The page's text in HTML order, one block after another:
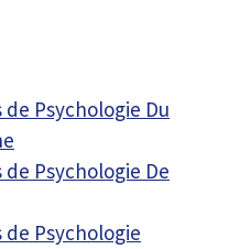
de Psychologie Du
de Psychologie De
de Psychologie